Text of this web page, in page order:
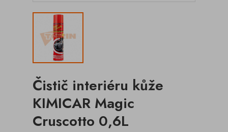
Čistič interiéru kůže
KIMICAR Magic
Cruscotto 0,6L